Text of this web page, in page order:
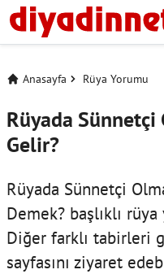
Anasayfa Rüya Yorumu
Rüyada Sünnetçi
Gelir?
Rüyada Sünnetçi
Demek? başlıklı
Diğer farklı tabirleri
sayfasını ziyaret